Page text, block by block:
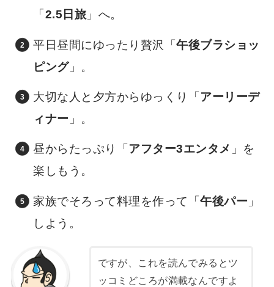
「 2.5日旅 」へ。
平日昼間にゆったり贅沢「午後ブラショッ
ピング」。
大切な人と夕方からゆっくり「 アーリーデ
ィナー 」。
昼からたっぷり「 アフター3エンタメ 」を
楽しもう。
家族でそろって料理を作って「午後パー 」
しよう。
ですが、これを読んでみるとツ
ッコミどころが満載なんですよ